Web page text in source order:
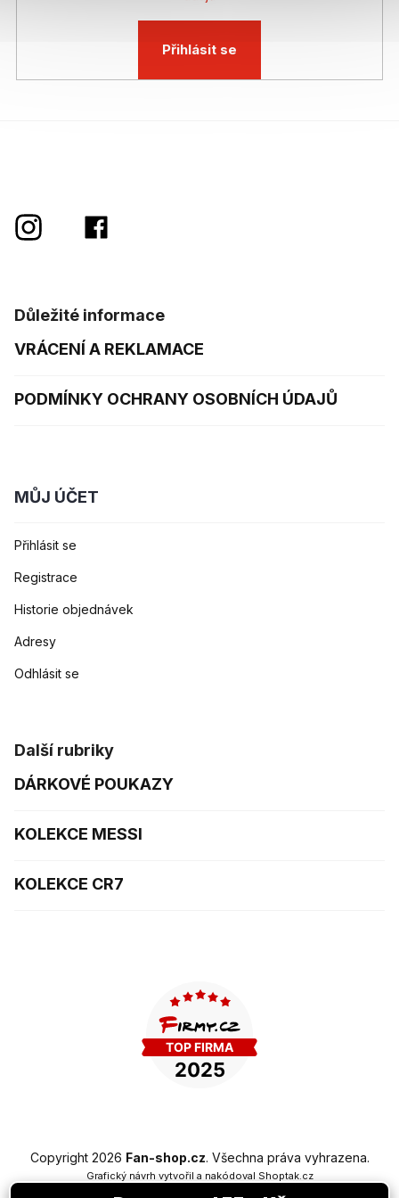
Přihlásit se
Důležité informace
VRÁCENÍ A REKLAMACE
PODMÍNKY OCHRANY OSOBNÍCH ÚDAJŮ
MŮJ ÚČET
Přihlásit se
Registrace
Historie objednávek
Adresy
Odhlásit se
Další rubriky
DÁRKOVÉ POUKAZY
KOLEKCE MESSI
KOLEKCE CR7
Copyright 2026 Fan-shop.cz. Všechna práva vyhrazena.
Grafický návrh vytvořil a nakódoval Shoptak.cz